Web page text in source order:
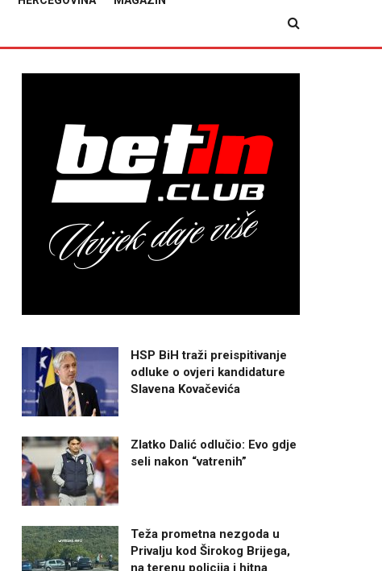
HSP BiH traži preispitivanje
odluke o ovjeri kandidature
Slavena Kovačevića
Zlatko Dalić odlučio: Evo gdje
seli nakon “vatrenih”
Teža prometna nezgoda u
Privalju kod Širokog Brijega,
na terenu policija i hitna